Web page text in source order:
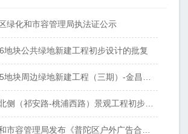
绿化和市容管理局执法证公示
地块公共绿地新建工程初步设计的批复